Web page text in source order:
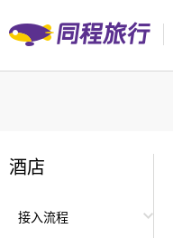
酒店
接入流程